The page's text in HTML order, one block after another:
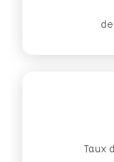
Taux